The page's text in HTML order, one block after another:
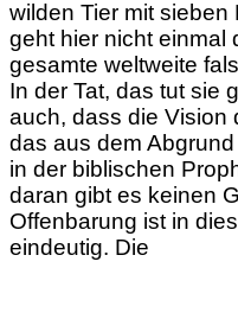
wilden Tier mit
geht hier nicht einmal
gesamte weltweite
In der Tat, das tut sie
auch, dass die Vision
das aus dem
in der biblischen
daran gibt es keinen
Offenbarung ist in
eindeutig. Die